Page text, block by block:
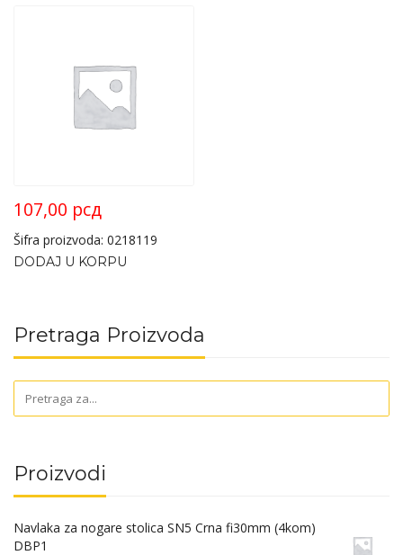
107,00 рсд
Šifra proizvoda: 0218119
DODAJ U KORPU
Pretraga Proizvoda
Proizvodi
Navlaka za nogare stolica SN5 Crna fi30mm (4kom)
DBP1